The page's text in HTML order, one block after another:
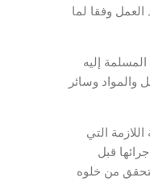
وفقا لما
إليه
والمواد وسائر
التي
قبل
من خلوه